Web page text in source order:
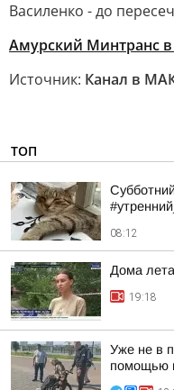
Василенко - до
Амурский Минтранс в
Источник: Канал в
ТОП
08:12
Дома
19:18
Уже не в
помощью